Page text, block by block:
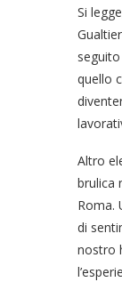
Si
quello
Altro
brulica
Roma.
di
nostro